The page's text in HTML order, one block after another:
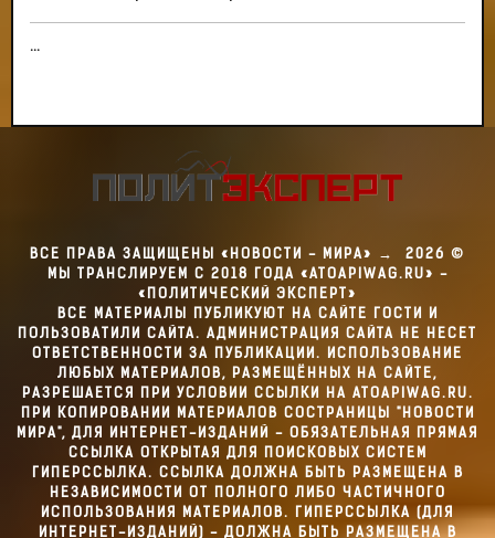
...
ВСЕ ПРАВА ЗАЩИЩЕНЫ «НОВОСТИ - МИРА» → 2026 ©
МЫ ТРАНСЛИРУЕМ С 2018 ГОДА «ATOAPIWAG.RU» -
«ПОЛИТИЧЕСКИЙ ЭКСПЕРТ»
ВСЕ МАТЕРИАЛЫ ПУБЛИКУЮТ НА САЙТЕ ГОСТИ И
ПОЛЬЗОВАТИЛИ САЙТА. АДМИНИСТРАЦИЯ САЙТА НЕ НЕСЕТ
ОТВЕТСТВЕННОСТИ ЗА ПУБЛИКАЦИИ. ИСПОЛЬЗОВАНИЕ
ЛЮБЫХ МАТЕРИАЛОВ, РАЗМЕЩЁННЫХ НА САЙТЕ,
РАЗРЕШАЕТСЯ ПРИ УСЛОВИИ ССЫЛКИ НА ATOAPIWAG.RU.
ПРИ КОПИРОВАНИИ МАТЕРИАЛОВ СОСТРАНИЦЫ "НОВОСТИ
МИРА", ДЛЯ ИНТЕРНЕТ-ИЗДАНИЙ - ОБЯЗАТЕЛЬНАЯ ПРЯМАЯ
ССЫЛКА ОТКРЫТАЯ ДЛЯ ПОИСКОВЫХ СИСТЕМ
ГИПЕРССЫЛКА. ССЫЛКА ДОЛЖНА БЫТЬ РАЗМЕЩЕНА В
НЕЗАВИСИМОСТИ ОТ ПОЛНОГО ЛИБО ЧАСТИЧНОГО
ИСПОЛЬЗОВАНИЯ МАТЕРИАЛОВ. ГИПЕРССЫЛКА (ДЛЯ
ИНТЕРНЕТ-ИЗДАНИЙ) - ДОЛЖНА БЫТЬ РАЗМЕЩЕНА В